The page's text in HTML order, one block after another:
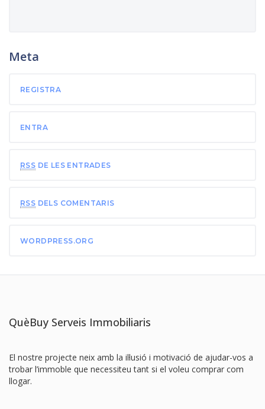
Meta
REGISTRA
ENTRA
RSS DE LES ENTRADES
RSS DELS COMENTARIS
WORDPRESS.ORG
QuèBuy Serveis Immobiliaris
El nostre projecte neix amb la il·lusió i motivació de ajudar-vos a
trobar l’immoble que necessiteu tant si el voleu comprar com
llogar.